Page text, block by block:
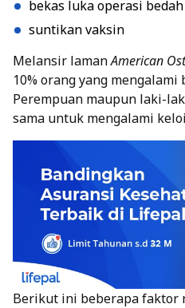
bekas luka operasi bedah
suntikan vaksin
Melansir lamanAmerican
10% orang yang mengalami
Perempuan maupun laki-
sama untuk mengalami
Berikut ini beberapa faktor